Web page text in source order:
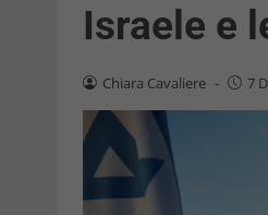
Israele e
Chiara Cavaliere - 7